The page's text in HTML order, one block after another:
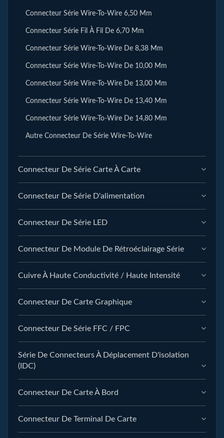
Connecteur Série Wire-To-Wire 6,50 Mm
Connecteur Série Fil À Fil De 6,70 Mm
Connecteur Série Wire-To-Wire De 8,38 Mm
Connecteur Série Wire-To-Wire De 10,00 Mm
Connecteur Série Wire-To-Wire De 13,00 Mm
Connecteur Série Wire-To-Wire De 13,40 Mm
Connecteur Série Wire-To-Wire De 14,80 Mm
Autre Connecteur De Série Wire-To-Wire
Connecteur De Série Carte À Carte
Connecteur De Série D'alimentation
Connecteur De Série LED
Connecteur De Module De Rétroéclairage Série
Cuivre À Haute Conductivité / Haute Intensité
Connecteur De Carte Graphique
Connecteur De Série FFC / FPC
Série De Connecteurs À Déplacement D'isolation
(IDC)
Connecteur De Carte À Bord
Connecteur De Terminal De Carte